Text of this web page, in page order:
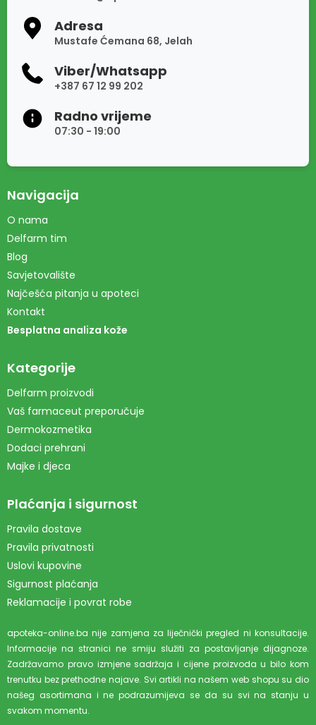
Adresa
Mustafe Ćemana 68, Jelah
Viber/Whatsapp
+387 67 12 99 202
Radno vrijeme
07:30 - 19:00
Navigacija
O nama
Delfarm tim
Blog
Savjetovalište
Najčešća pitanja u apoteci
Kontakt
Besplatna analiza kože
Kategorije
Delfarm proizvodi
Vaš farmaceut preporučuje
Dermokozmetika
Dodaci prehrani
Majke i djeca
Plaćanja i sigurnost
Pravila dostave
Pravila privatnosti
Uslovi kupovine
Sigurnost plaćanja
Reklamacije i povrat robe
apoteka-online.ba nije zamjena za liječnički pregled ni konsultacije.
Informacije na stranici ne smiju služiti za postavljanje dijagnoze.
Zadržavamo pravo izmjene sadržaja i cijene proizvoda u bilo kom
trenutku bez prethodne najave. Svi artikli na našem web shopu su dio
našeg asortimana i ne podrazumijeva se da su svi na stanju u
svakom momentu.